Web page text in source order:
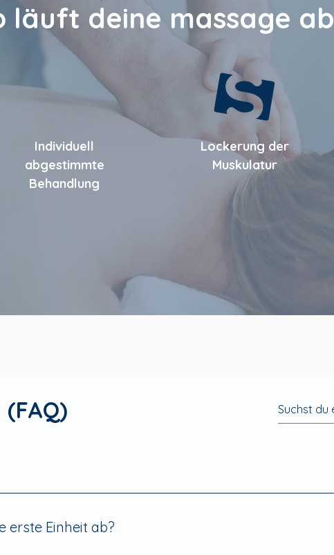
läuft deine massage ab
Individuell
abgestimmte
Behandlung
Lockerung der
Muskulatur
erste Einheit ab?